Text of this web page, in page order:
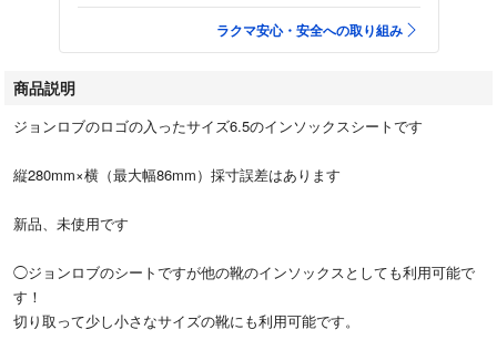
ラクマ安心・安全への取り組み
商品説明
ジョンロブのロゴの入ったサイズ6.5のインソックスシートです
縦280mm×横（最大幅86mm）採寸誤差はあります
新品、未使用です
◯ジョンロブのシートですが他の靴のインソックスとしても利用可能で
す！
切り取って少し小さなサイズの靴にも利用可能です。